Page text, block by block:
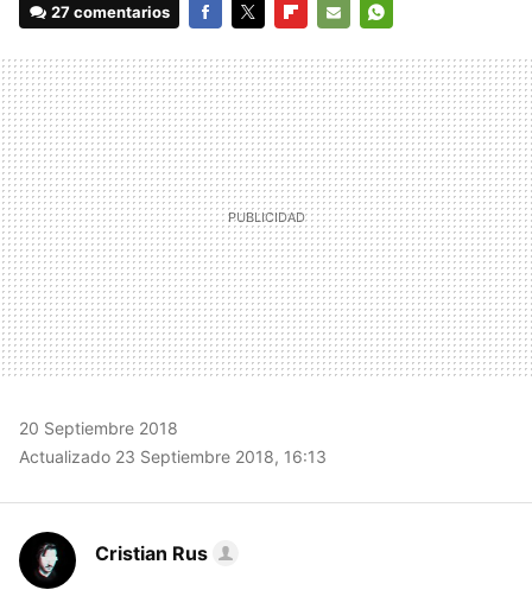
27 comentarios
MAIL
20 Septiembre 2018
Actualizado 23 Septiembre 2018, 16:13
Cristian Rus